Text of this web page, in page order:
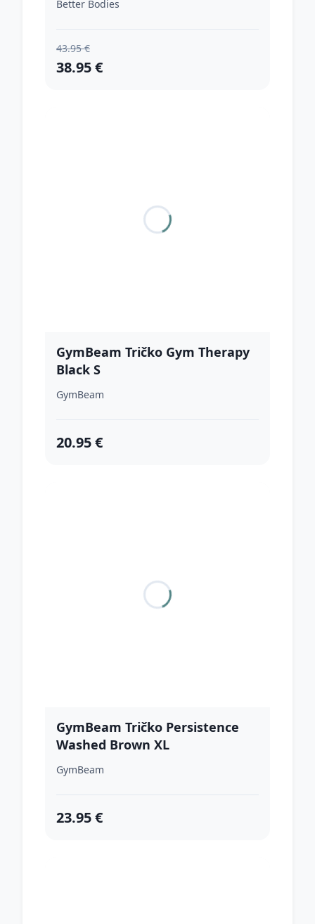
Better Bodies
43.95 €
38.95 €
GymBeam Tričko Gym Therapy
Black S
GymBeam
20.95 €
GymBeam Tričko Persistence
Washed Brown XL
GymBeam
23.95 €